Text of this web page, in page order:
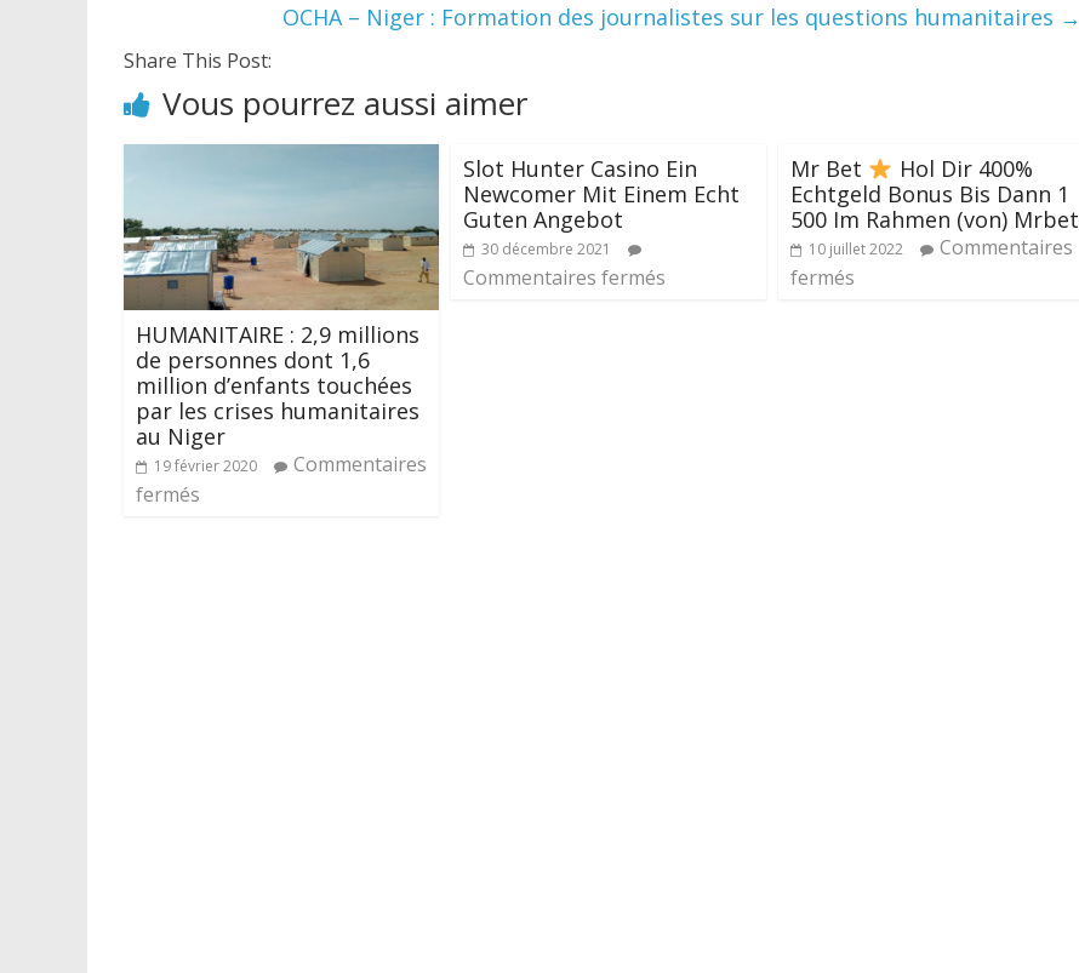
OCHA – Niger : Formation des journalistes sur les questions humanitaires →
Share This Post:
Vous pourrez aussi aimer
HUMANITAIRE : 2,9 millions
de personnes dont 1,6
million d’enfants touchées
par les crises humanitaires
au Niger
19 février 2020
Commentaires
fermés
Slot Hunter Casino Ein
Newcomer Mit Einem Echt
Guten Angebot
30 décembre 2021
Commentaires fermés
Mr Bet
Hol Dir 400%
Echtgeld Bonus Bis Dann 1
500 Im Rahmen (von) Mrbet
10 juillet 2022
Commentaires
fermés